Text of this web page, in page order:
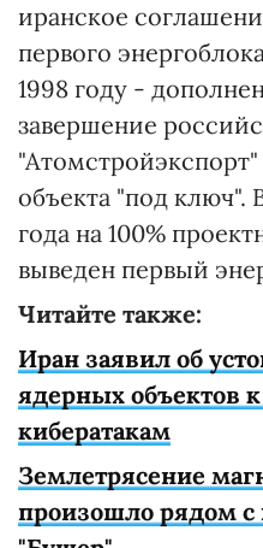
иранское
первого
1998 году -
завершение
"Атомстройэкспорт"
объекта "под ключ".
года на 100%
выведен первый
Читайте также:
Иран заявил об
ядерных объектов
кибератакам
Землетрясение
произошло рядом с